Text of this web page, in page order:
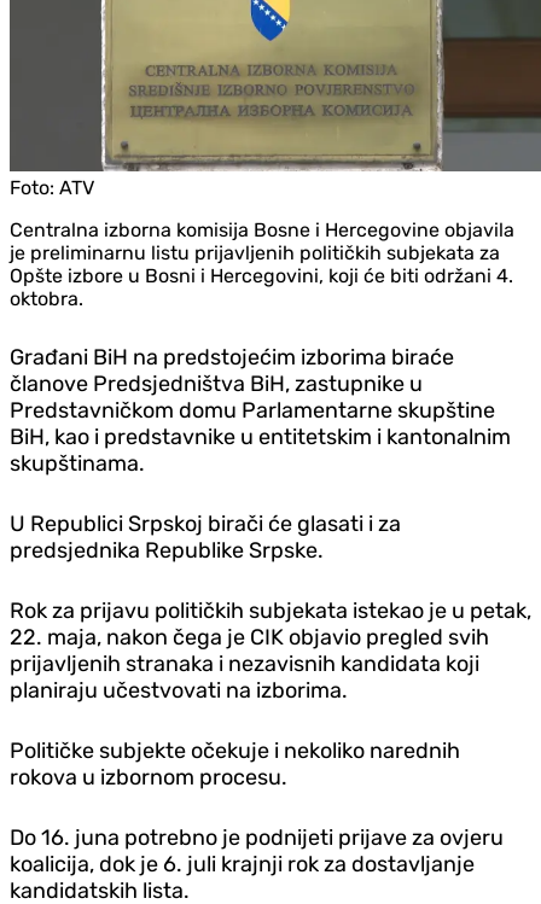
Foto: ATV
Centralna izborna komisija Bosne i Hercegovine objavila
je preliminarnu listu prijavljenih političkih subjekata za
Opšte izbore u Bosni i Hercegovini, koji će biti održani 4.
oktobra.
Građani BiH na predstojećim izborima biraće
članove Predsjedništva BiH, zastupnike u
Predstavničkom domu Parlamentarne skupštine
BiH, kao i predstavnike u entitetskim i kantonalnim
skupštinama.
U Republici Srpskoj birači će glasati i za
predsjednika Republike Srpske.
Rok za prijavu političkih subjekata istekao je u petak,
22. maja, nakon čega je CIK objavio pregled svih
prijavljenih stranaka i nezavisnih kandidata koji
planiraju učestvovati na izborima.
Političke subjekte očekuje i nekoliko narednih
rokova u izbornom procesu.
Do 16. juna potrebno je podnijeti prijave za ovjeru
koalicija, dok je 6. juli krajnji rok za dostavljanje
kandidatskih lista.